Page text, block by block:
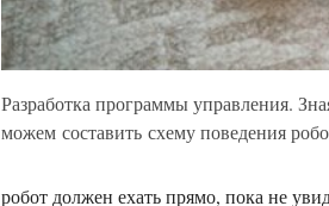
Разработка программы управления.
можем составить схему поведения
робот должен ехать прямо, пока не